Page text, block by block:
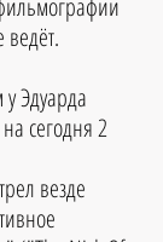
ведёт.
Эдуарда
сегодня 2
везде